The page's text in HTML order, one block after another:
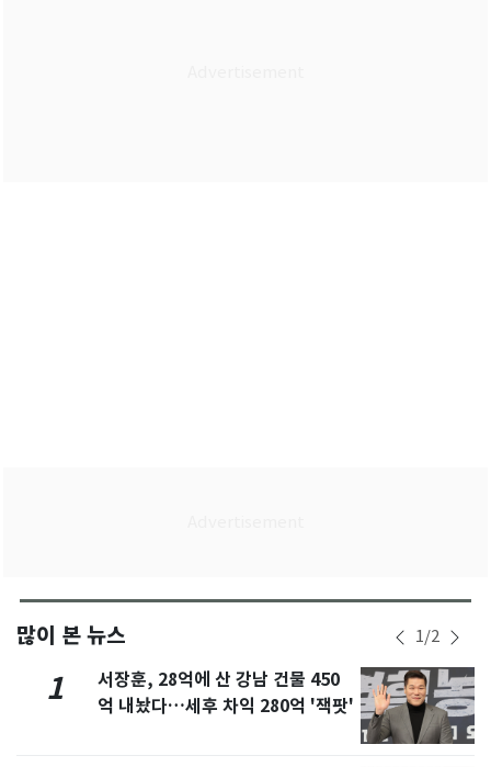
많이 본 뉴스 1/2
1
서장훈, 28억에 산 강남 건물 450
억 내놨다…세후 차익 280억 '잭팟'